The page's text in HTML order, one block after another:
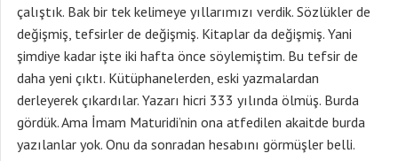
çalıştık. Bak bir tek kelimeye yıllarımızı verdik. Sözlükler de
değişmiş, tefsirler de değişmiş. Kitaplar da değişmiş. Yani
şimdiye kadar işte iki hafta önce söylemiştim. Bu tefsir de
daha yeni çıktı. Kütüphanelerden, eski yazmalardan
derleyerek çıkardılar. Yazarı hicri 333 yılında ölmüş. Burda
gördük. Ama İmam Maturidi’nin ona atfedilen akaitde burda
yazılanlar yok. Onu da sonradan hesabını görmüşler belli.